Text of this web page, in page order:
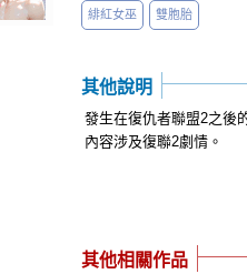
緋紅女巫 雙胞胎
其他說明
發生在復仇者聯盟2之後
內容涉及復聯2劇情。
其他相關作品